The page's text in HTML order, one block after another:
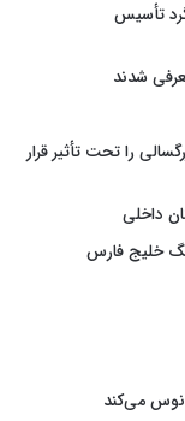
تأسیس
را تحت تأثیر قرار
داخلی
خلیج فارس
می‌کند